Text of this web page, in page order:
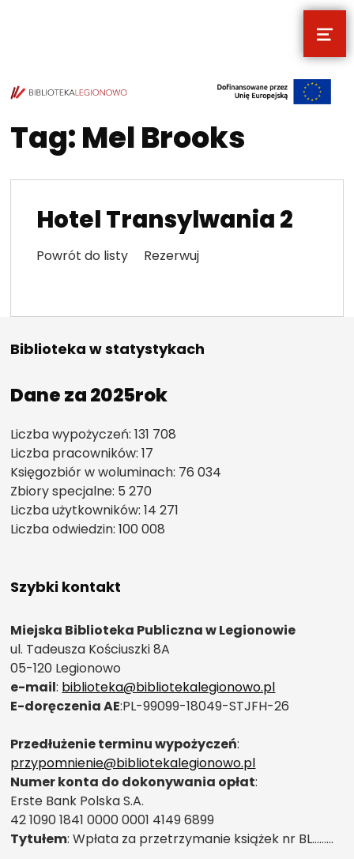
POCZYTALNIA – NOWE MIEJSCE NA
TWOJE NOWE MIEJSCE NA TWOJE KULTURALNE EKSPLORACJE
Tag:Mel Brooks
Hotel Transylwania 2
Powrót do listy Rezerwuj
Biblioteka w statystykach
Dane za 2025rok
Liczba wypożyczeń: 131 708
Liczba pracowników: 17
Księgozbiór w woluminach: 76 034
Zbiory specjalne: 5 270
Liczba użytkowników: 14 271
Liczba odwiedzin: 100 008
Szybki kontakt
Miejska Biblioteka Publiczna w Legionowie
ul. Tadeusza Kościuszki 8A
05-120 Legionowo
e-mail: biblioteka@bibliotekalegionowo.pl
E-doręczenia AE:PL-99099-18049-STJFH-26
Przedłużenie terminu wypożyczeń:
przypomnienie@bibliotekalegionowo.pl
Numer konta do dokonywania opłat:
Erste Bank Polska S.A.
42 1090 1841 0000 0001 4149 6899
Tytułem: Wpłata za przetrzymanie książek nr BL………